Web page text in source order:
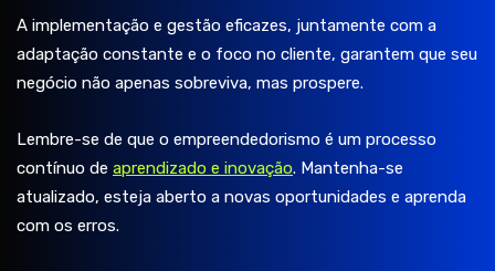
A implementação e gestão eficazes, juntamente com a
adaptação constante e o foco no cliente, garantem que seu
negócio não apenas sobreviva, mas prospere.
Lembre-se de que o empreendedorismo é um processo
contínuo de aprendizado e inovação. Mantenha-se
atualizado, esteja aberto a novas oportunidades e aprenda
com os erros.